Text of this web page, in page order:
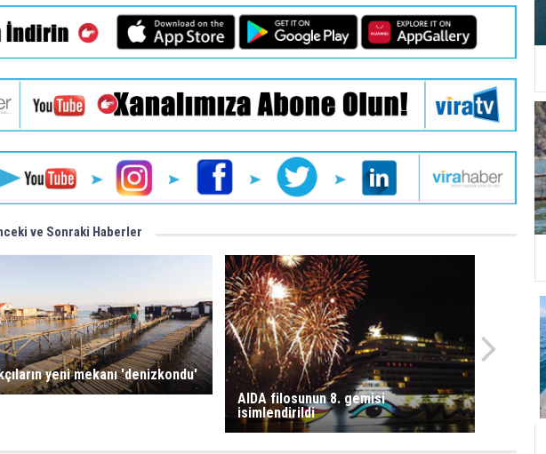
ve Sonraki Haberler
yeni mekanı 'denizkondu'
AIDA filosunun 8. gemisi
isimlendirildi